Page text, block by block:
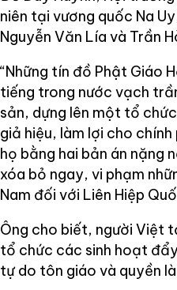
niên tại vương quốc Na
Nguyễn Văn Lía và Trần
“Những tín đồ Phật Giáo
tiếng trong nước vạch
sản, dựng lên một tổ
giả hiệu, làm lợi cho
họ bằng hai bản án nặng
xóa bỏ ngay, vi phạm
Nam đối với Liên Hiệp
Ông cho biết, người Việt
tổ chức các sinh hoạt
tự do tôn giáo và quyền